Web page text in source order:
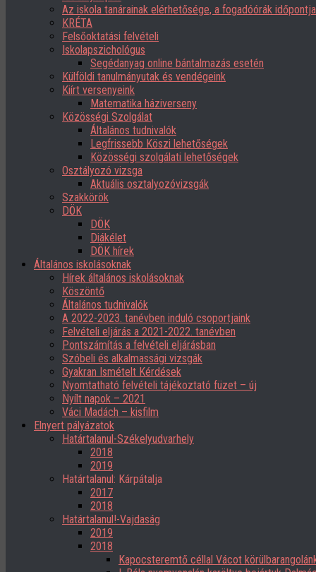
Az iskola tanárainak elérhetősége, a fogadóórák
KRÉTA
Felsőoktatási felvételi
Iskolapszichológus
Segédanyag online bántalmazás esetén
Külföldi tanulmányutak és vendégeink
Kiírt versenyeink
Matematika háziverseny
Közösségi Szolgálat
Általános tudnivalók
Legfrissebb Köszi lehetőségek
Közösségi szolgálati lehetőségek
Osztályozó vizsga
Aktuális osztalyozóvizsgák
Szakkörök
DÖK
DÖK
Diákélet
DÖK hírek
Általános iskolásoknak
Hírek általános iskolásoknak
Köszöntő
Általános tudnivalók
A 2022-2023. tanévben induló csoportjaink
Felvételi eljárás a 2021-2022. tanévben
Pontszámítás a felvételi eljárásban
Szóbeli és alkalmassági vizsgák
Gyakran Ismételt Kérdések
Nyomtatható felvételi tájékoztató füzet – új
Nyílt napok – 2021
Váci Madách – kisfilm
Elnyert pályázatok
Határtalanul-Székelyudvarhely
2018
2019
Határtalanul: Kárpátalja
2017
2018
Határtalanul!-Vajdaság
2019
2018
Kapocsteremtő céllal Vácot